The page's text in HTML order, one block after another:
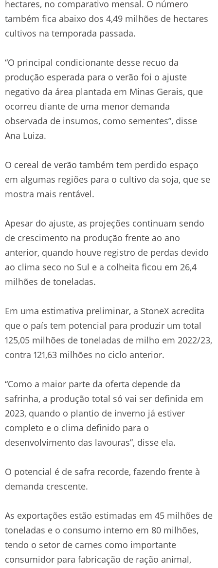
hectares, no comparativo mensal. O número
também fica abaixo dos 4,49 milhões de hectares
cultivos na temporada passada.
“O principal condicionante desse recuo da
produção esperada para o verão foi o ajuste
negativo da área plantada em Minas Gerais, que
ocorreu diante de uma menor demanda
observada de insumos, como sementes”, disse
Ana Luiza.
O cereal de verão também tem perdido espaço
em algumas regiões para o cultivo da soja, que se
mostra mais rentável.
Apesar do ajuste, as projeções continuam sendo
de crescimento na produção frente ao ano
anterior, quando houve registro de perdas devido
ao clima seco no Sul e a colheita ficou em 26,4
milhões de toneladas.
Em uma estimativa preliminar, a StoneX acredita
que o país tem potencial para produzir um total
125,05 milhões de toneladas de milho em 2022/23,
contra 121,63 milhões no ciclo anterior.
“Como a maior parte da oferta depende da
safrinha, a produção total só vai ser definida em
2023, quando o plantio de inverno já estiver
completo e o clima definido para o
desenvolvimento das lavouras”, disse ela.
O potencial é de safra recorde, fazendo frente à
demanda crescente.
As exportações estão estimadas em 45 milhões de
toneladas e o consumo interno em 80 milhões,
tendo o setor de carnes como importante
consumidor para fabricação de ração animal,